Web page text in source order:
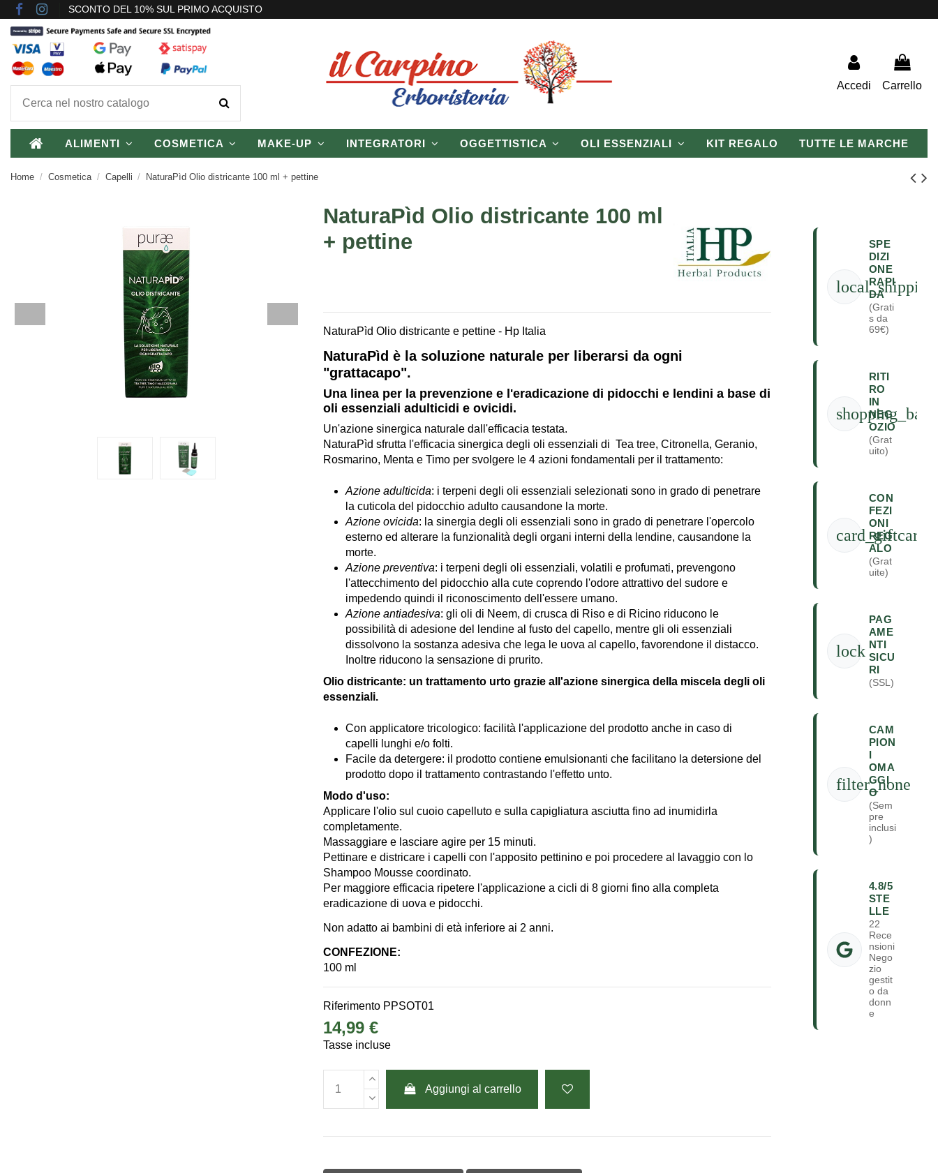
SCONTO DEL 10% SUL PRIMO ACQUISTO
Accedi Carrello
ALIMENTI COSMETICA MAKE-UP INTEGRATORI OGGETTISTICA OLI ESSENZIALI KIT REGALO TUTTE LE MARCHE
Home Cosmetica Capelli NaturaPìd Olio districante 100 ml + pettine
NaturaPìd Olio districante 100 ml
+ pettine
NaturaPìd Olio districante e pettine - Hp Italia
NaturaPìd è la soluzione naturale per liberarsi da ogni
"grattacapo".
Una linea per la prevenzione e l'eradicazione di pidocchi e lendini a base di
oli essenziali adulticidi e ovicidi.
Un'azione sinergica naturale dall'efficacia testata.
NaturaPìd sfrutta l'efficacia sinergica degli oli essenziali di Tea tree, Citronella, Geranio,
Rosmarino, Menta e Timo per svolgere le 4 azioni fondamentali per il trattamento:
Azione adulticida: i terpeni degli oli essenziali selezionati sono in grado di penetrare
la cuticola del pidocchio adulto causandone la morte.
Azione ovicida: la sinergia degli oli essenziali sono in grado di penetrare l'opercolo
esterno ed alterare la funzionalità degli organi interni della lendine, causandone la
morte.
Azione preventiva: i terpeni degli oli essenziali, volatili e profumati, prevengono
l'attecchimento del pidocchio alla cute coprendo l'odore attrattivo del sudore e
impedendo quindi il riconoscimento dell'essere umano.
Azione antiadesiva: gli oli di Neem, di crusca di Riso e di Ricino riducono le
possibilità di adesione del lendine al fusto del capello, mentre gli oli essenziali
dissolvono la sostanza adesiva che lega le uova al capello, favorendone il distacco.
Inoltre riducono la sensazione di prurito.
Olio districante: un trattamento urto grazie all'azione sinergica della miscela degli oli
essenziali.
Con applicatore tricologico: facilità l'applicazione del prodotto anche in caso di
capelli lunghi e/o folti.
Facile da detergere: il prodotto contiene emulsionanti che facilitano la detersione del
prodotto dopo il trattamento contrastando l'effetto unto.
Modo d'uso:
Applicare l'olio sul cuoio capelluto e sulla capigliatura asciutta fino ad inumidirla
completamente.
Massaggiare e lasciare agire per 15 minuti.
Pettinare e districare i capelli con l'apposito pettinino e poi procedere al lavaggio con lo
Shampoo Mousse coordinato.
Per maggiore efficacia ripetere l'applicazione a cicli di 8 giorni fino alla completa
eradicazione di uova e pidocchi.
Non adatto ai bambini di età inferiore ai 2 anni.
CONFEZIONE:
100 ml
Riferimento PPSOT01
14,99 €
Tasse incluse
Aggiungi al carrello
local_shipping
SPE
DIZI
ONE
RAPI
DA
(Grati
s da
69€)
shopping_bag
RITI
RO
IN
NEG
OZIO
(Grat
uito)
card_giftcard
CON
FEZI
ONI
REG
ALO
(Grat
uite)
lock
PAG
AME
NTI
SICU
RI
(SSL)
filter_none
CAM
PION
I
OMA
GGI
O
(Sem
pre
inclusi
)
4.8/5
STE
LLE
22
Rece
nsioni
Nego
zio
gestit
o da
donn
e